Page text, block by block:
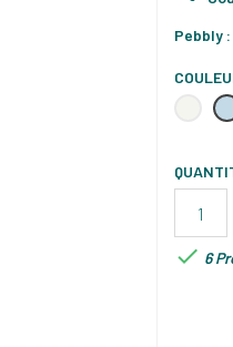
Pebbly
 6